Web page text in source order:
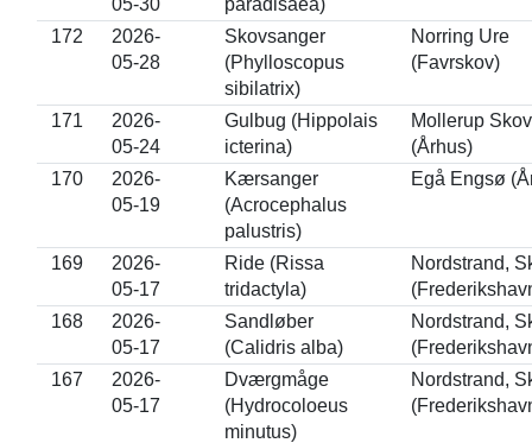
05-30
paradisaea)
172
2026-
05-28
Skovsanger
(Phylloscopus
sibilatrix)
Norring Ure
(Favrskov)
171
2026-
05-24
Gulbug (Hippolais
icterina)
Mollerup Skov
(Århus)
170
2026-
05-19
Kærsanger
(Acrocephalus
palustris)
Egå Engsø
169
2026-
05-17
Ride (Rissa
tridactyla)
Nordstrand,
168
2026-
05-17
Sandløber
(Calidris alba)
Nordstrand,
167
2026-
05-17
Dværgmåge
(Hydrocoloeus
minutus)
Nordstrand,